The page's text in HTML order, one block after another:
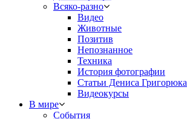
Всяко-разно
Видео
Животные
Позитив
Непознанное
Техника
История фотографии
Статьи Дениса Григорюка
Видеокурсы
В мире
События